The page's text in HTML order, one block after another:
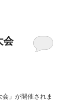
会
」が開催されま